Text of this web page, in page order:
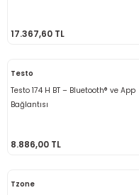
17.367,60 TL
Testo
Testo 174 H BT – Bluetooth® ve App
Bağlantısı
8.886,00 TL
Tzone